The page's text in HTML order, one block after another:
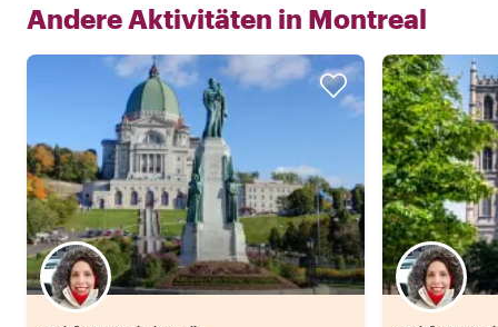
Andere Aktivitäten in Montreal